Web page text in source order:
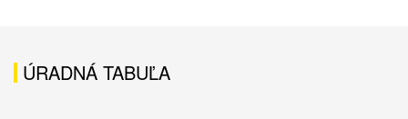
ÚRADNÁ TABUĽA